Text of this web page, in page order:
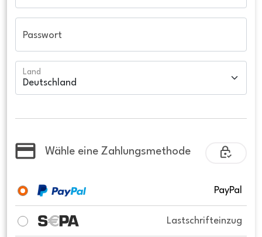
Passwort
Land
Wähle eine Zahlungsmethode
PayPal
Lastschrifteinzug